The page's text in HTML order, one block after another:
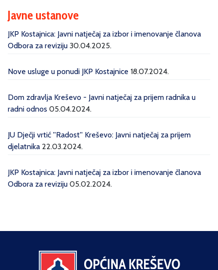
Javne ustanove
JKP Kostajnica: Javni natječaj za izbor i imenovanje članova
Odbora za reviziju 30.04.2025.
Nove usluge u ponudi JKP Kostajnice 18.07.2024.
Dom zdravlja Kreševo - Javni natječaj za prijem radnika u
radni odnos 05.04.2024.
JU Dječji vrtić ''Radost'' Kreševo: Javni natječaj za prijem
djelatnika 22.03.2024.
JKP Kostajnica: Javni natječaj za izbor i imenovanje članova
Odbora za reviziju 05.02.2024.